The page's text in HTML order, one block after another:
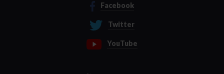
Facebook
Twitter
YouTube